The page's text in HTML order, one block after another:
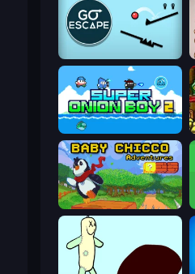
Super Onion Boy 2
Baby Chicco Adventures